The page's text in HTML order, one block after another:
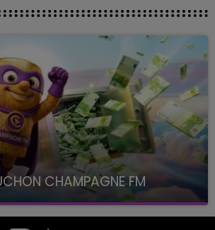
CHAMPAGNE FM
Champagne FM, à 8H10